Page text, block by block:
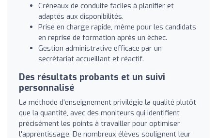
Créneaux de conduite faciles à planifier et
adaptés aux disponibilités.
Prise en charge rapide, même pour les candidats
en reprise de formation après un échec.
Gestion administrative efficace par un
secrétariat accueillant et réactif.
Des résultats probants et un suivi
personnalisé
La méthode d'enseignement privilégie la qualité plutôt
que la quantité, avec des moniteurs qui identifient
précisément les points à travailler pour optimiser
l'apprentissage. De nombreux élèves soulignent leur